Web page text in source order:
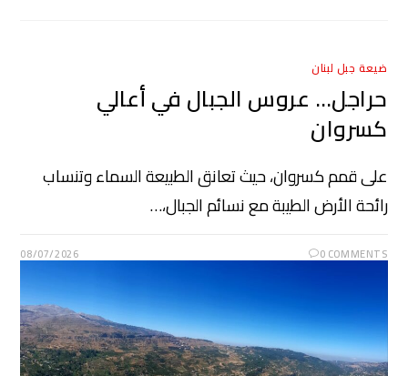
ضيعة جبل لبنان
حراجل… عروس الجبال في أعالي
كسروان
على قمم كسروان، حيث تعانق الطبيعة السماء وتنساب
رائحة الأرض الطيبة مع نسائم الجبال،…
0 COMMENTS
08/07/2026